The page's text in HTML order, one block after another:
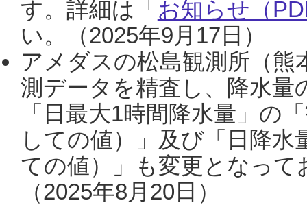
す。詳細は「 お知らせ（
い。（2025年9月17日）
アメダスの松島観測所（熊
測データを精査し、降水
「日最大1時間降水量」の
しての値）」及び「日降
ての値）」も変更となっ
（2025年8月20日）